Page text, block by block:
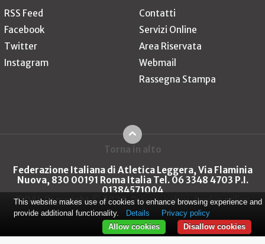
RSS Feed
Facebook
Twitter
Instagram
Contatti
Servizi Online
Area Riservata
Webmail
Rassegna Stampa
Torna in alto
Federazione Italiana di Atletica Leggera, Via Flaminia
Nuova, 830 00191 Roma Italia Tel. 06 3348 4703 P.I.
01384571004
FIDAL Copyright © 2026 Privacy policy Cookie policy
This website makes use of cookies to enhance browsing experience and
provide additional functionality.
Details
Privacy policy
Disallow cookies
Allow cookies